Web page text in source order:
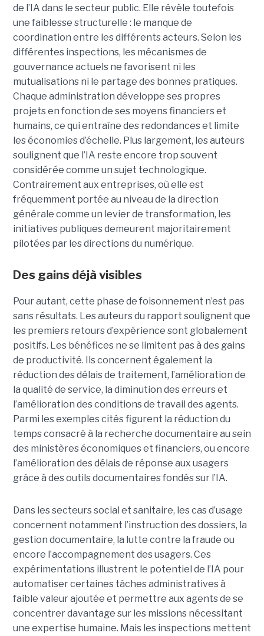
de l’IA dans le secteur public. Elle révèle toutefois
une faiblesse structurelle : le manque de
coordination entre les différents acteurs. Selon les
différentes inspections, les mécanismes de
gouvernance actuels ne favorisent ni les
mutualisations ni le partage des bonnes pratiques.
Chaque administration développe ses propres
projets en fonction de ses moyens financiers et
humains, ce qui entraîne des redondances et limite
les économies d’échelle. Plus largement, les auteurs
soulignent que l’IA reste encore trop souvent
considérée comme un sujet technologique.
Contrairement aux entreprises, où elle est
fréquemment portée au niveau de la direction
générale comme un levier de transformation, les
initiatives publiques demeurent majoritairement
pilotées par les directions du numérique.
Des gains déjà visibles
Pour autant, cette phase de foisonnement n’est pas
sans résultats. Les auteurs du rapport soulignent que
les premiers retours d’expérience sont globalement
positifs. Les bénéfices ne se limitent pas à des gains
de productivité. Ils concernent également la
réduction des délais de traitement, l’amélioration de
la qualité de service, la diminution des erreurs et
l’amélioration des conditions de travail des agents.
Parmi les exemples cités figurent la réduction du
temps consacré à la recherche documentaire au sein
des ministères économiques et financiers, ou encore
l’amélioration des délais de réponse aux usagers
grâce à des outils documentaires fondés sur l’IA.
Dans les secteurs social et sanitaire, les cas d’usage
concernent notamment l’instruction des dossiers, la
gestion documentaire, la lutte contre la fraude ou
encore l’accompagnement des usagers. Ces
expérimentations illustrent le potentiel de l’IA pour
automatiser certaines tâches administratives à
faible valeur ajoutée et permettre aux agents de se
concentrer davantage sur les missions nécessitant
une expertise humaine. Mais les inspections mettent